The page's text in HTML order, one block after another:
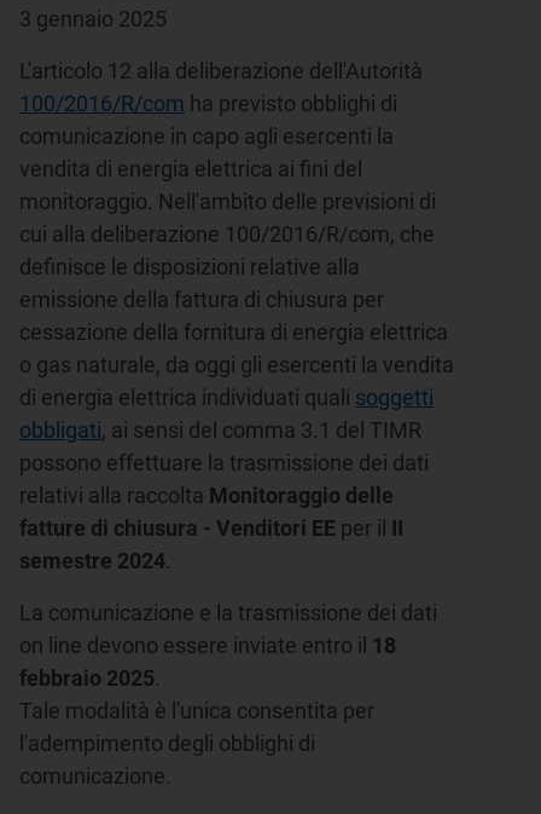
3 gennaio 2025
L'articolo 12 alla deliberazione dell'Autorità
100/2016/R/com ha previsto obblighi di
comunicazione in capo agli esercenti la
vendita di energia elettrica ai fini del
monitoraggio. Nell'ambito delle previsioni di
cui alla deliberazione 100/2016/R/com, che
definisce le disposizioni relative alla
emissione della fattura di chiusura per
cessazione della fornitura di energia elettrica
o gas naturale, da oggi gli esercenti la vendita
di energia elettrica individuati quali soggetti
obbligati, ai sensi del comma 3.1 del TIMR
possono effettuare la trasmissione dei dati
relativi alla raccolta Monitoraggio delle
fatture di chiusura - Venditori EE per il II
semestre 2024.
La comunicazione e la trasmissione dei dati
on line devono essere inviate entro il 18
febbraio 2025.
Tale modalità è l'unica consentita per
l'adempimento degli obblighi di
comunicazione.